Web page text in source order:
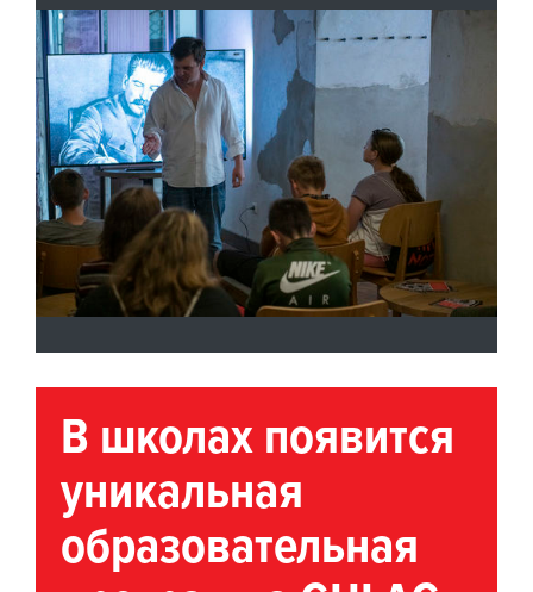
В школах появится
уникальная
образовательная